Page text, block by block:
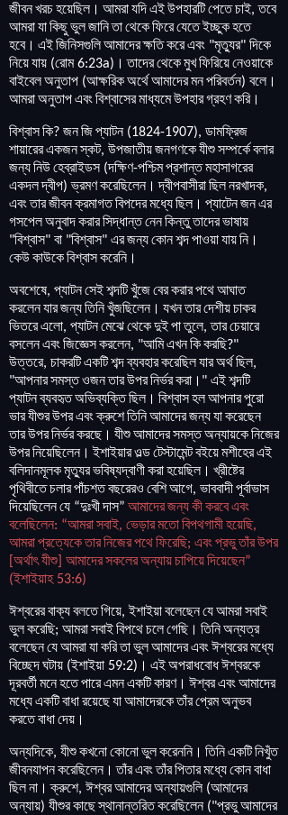
জীবনখরচহয়েছিল। আমরাযদিএইউপহারটিপেতেচাই,তবে
আমরাযাকিছুভুলজানিতাথেকেফিরেযেতেইচ্ছুকহতে
হবে। এইজিনিসগুলিআমাদেরক্ষতিকরেএবং "মৃত্যুর" দিকে
নিয়েযায় (রোম6:23a) । তাদেরথেকেমুখফিরিয়েনেওয়াকে
বাইবেলঅনুতাপ (আক্ষরিকঅর্থেআমাদেরমনপরিবর্তন) বলে।
আমরাঅনুতাপএবংবিশ্বাসেরমাধ্যমেউপহারগ্রহণকরি।
বিশ্বাসকি? জনজিপ্যাটন (1824-1907), ডামফ্রিজ
শায়ারেরএকজনস্কট, উপজাতীয়জনগণকেযীশুসম্পর্কেবলার
জন্যনিউহেব্রাইডস(দক্ষিণ-পশ্চিমপ্রশান্তমহাসাগরের
একদলদ্বীপ)ভ্রমণকরেছিলেন। দ্বীপবাসীরাছিলনরখাদক,
এবংতারজীবনক্রমাগতবিপদেরমধ্যেছিল। প্যাটেনজনএর
গসপেলঅনুবাদকরারসিদ্ধান্তনেনকিন্তুতাদেরভাষায়
"বিশ্বাস" বা "বিশ্বাস" এরজন্যকোনশব্দপাওয়াযায়নি।
কেউকাউকেবিশ্বাসকরেনি।
অবশেষে, প্যাটনসেইশব্দটিখুঁজেবেরকরারপথেআঘাত
করলেনযারজন্যতিনিখুঁজছিলেন। যখনতারদেশীয়চাকর
ভিতরেএলো, প্যাটনমেঝেথেকেদুইপাতুলে,তারচেয়ারে
বসলেনএবংজিজ্ঞেসকরলেন, "আমিএখনকিকরছি?"
উত্তরে, চাকরটিএকটিশব্দব্যবহারকরেছিলযারঅর্থছিল,
"আপনারসমস্তওজনতারউপরনির্ভরকরা । " এইশব্দটি
প্যাটনব্যবহৃতঅভিব্যক্তিছিল। বিশ্বাসহলআপনারপুরো
ভারযীশুরউপরএবংক্রুশেতিনিআমাদেরজন্যযাকরেছেন
তারউপরনির্ভরকরছে। যীশুআমাদেরসমস্তঅন্যায়কেনিজের
উপরনিয়েছিলেন। ইশাইয়ারওল্ডটেস্টামেন্টবইয়েমশীহেরএই
বলিদানমূলকমৃত্যুরভবিষ্যদ্বাণীকরাহয়েছিল। খ্রীষ্টের
পৃথিবীতেচলারপাঁচশতবছরেরও বেশিআগে, ভাববাদীপূর্বাভাস
দিয়েছিলেনযে “দুঃখীদাস” আমাদেরজন্যকীকরবেএবং
বলেছিলেন: “আমরাসবাই, ভেড়ারমতোবিপথগামীহয়েছি,
আমরাপ্রত্যেকেতারনিজেরপথেফিরেছি; এবংপ্রভুতাঁরউপর
অর্থাৎযীশু আমাদেরসকলেরঅন্যায়চাপিয়েদিয়েছেন”
(ইশাইয়াহ53:6)
ঈশ্বরেরবাক্যবলতেগিয়ে, ইশাইয়াবলেছেনযেআমরাসবাই
ভুলকরেছি; আমরাসবাইবিপথেচলেগেছি। তিনিঅন্যত্র
বলেছেনযেআমরাযাকরিতাভুলআমাদেরএবংঈশ্বরেরমধ্যে
বিচ্ছেদঘটায় (ইশাইয়া 59:2) । এইঅপরাধবোধঈশ্বরকে
দূরবর্তীমনেহতেপারেএমনএকটিকারণ। ঈশ্বরএবংআমাদের
মধ্যেএকটিবাধারয়েছেযাআমাদেরকেতাঁরপ্রেমঅনুভব
করতেবাধাদেয় ।
অন্যদিকে, যীশুকখনোকোনোভুলকরেননি। তিনিএকটিনিখুঁত
জীবনযাপনকরেছিলেন। তাঁরএবংতাঁরপিতারমধ্যেকোনবাধা
ছিলনা । ক্রুশে, ঈশ্বরআমাদেরঅন্যায়গুলি(আমাদের
অন্যায়) যীশুরকাছেস্থানান্তরিতকরেছিলেন("প্রভুআমাদের